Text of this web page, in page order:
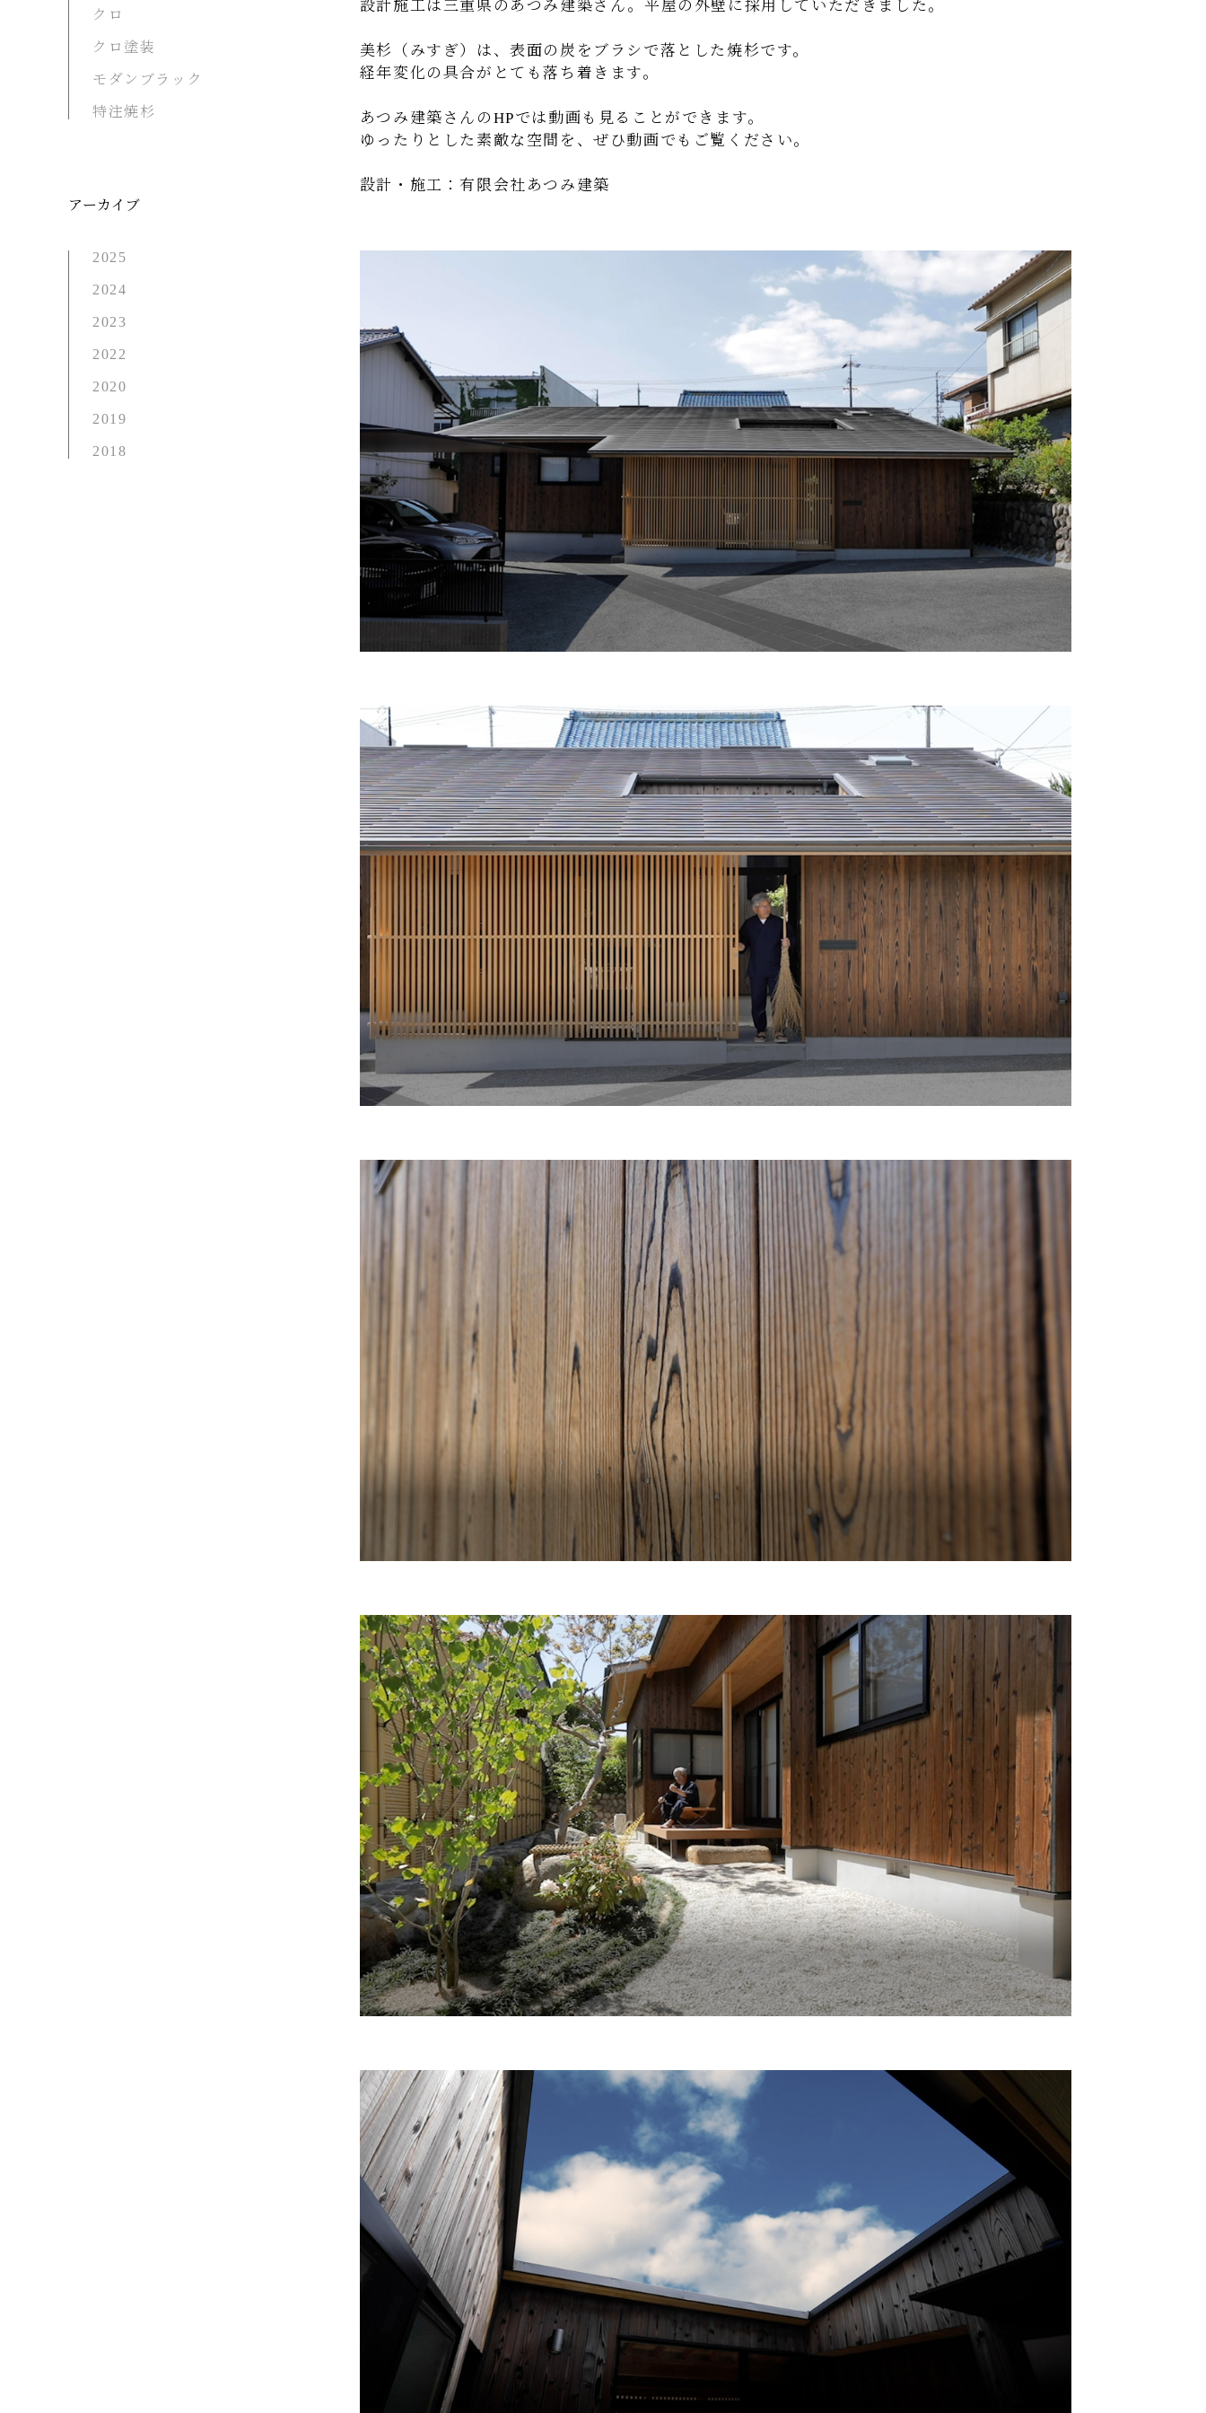
クロ
クロ塗装
モダンブラック
特注焼杉
アーカイブ
2025
2024
2023
2022
2020
2019
2018
設計施工は三重県のあつみ建築さん。平屋の外壁に採用していただきました。
美杉（みすぎ）は、表面の炭をブラシで落とした焼杉です。
経年変化の具合がとても落ち着きます。
あつみ建築さんのHPでは動画も見ることができます。
ゆったりとした素敵な空間を、ぜひ動画でもご覧ください。
設計・施工：有限会社あつみ建築